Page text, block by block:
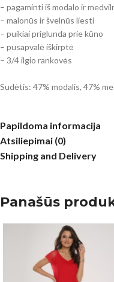
– pagaminti iš modalo ir
– malonūs ir švelnūs liesti
– puikiai priglunda prie kūno
– pusapvalė iškirptė
– 3/4 ilgio rankovės
Sudėtis: 47% modalis, 47%
Papildoma informacija
Atsiliepimai (0)
Shipping and Delivery
Panašūs